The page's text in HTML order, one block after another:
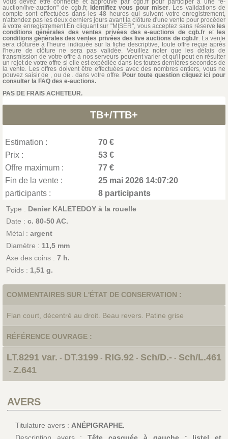
Vous devez être connecté et approuvé par cgb.fr pour participer à une "e-
auction/live-auction" de cgb.fr, Identifiez vous pour miser. Les validations de
compte sont effectuées dans les 48 heures qui suivent votre enregistrement,
n'attendez pas les deux derniers jours avant la clôture d'une vente pour procéder
à votre enregistrement.En cliquant sur "MISER", vous acceptez sans réserve les
conditions générales des ventes privées des e-auctions de cgb.fr et les
conditions générales des ventes privées des live auctions de cgb.fr. La vente
sera clôturée à l'heure indiquée sur la fiche descriptive, toute offre reçue après
l'heure de clôture ne sera pas validée. Veuillez noter que les délais de
transmission de votre offre à nos serveurs peuvent varier et qu'il peut en résulter
un rejet de votre offre si elle est expédiée dans les toutes dernières secondes de
la vente. Les offres doivent être effectuées avec des nombres entiers, vous ne
pouvez saisir de , ou de . dans votre offre. Pour toute question cliquez ici pour
consulter la FAQ des e-auctions.
PAS DE FRAIS ACHETEUR.
TB+/TTB+
Estimation :
70 €
Prix :
53 €
Offre maximum :
77 €
Fin de la vente :
25 mai 2026 14:07:20
participants :
8 participants
Type : Denier KALETEDOY à la rouelle
Date : c. 80-50 AC.
Métal : argent
Diamètre : 11,5 mm
Axe des coins : 7 h.
Poids : 1,51 g.
COMMENTAIRES SUR L'ÉTAT DE CONSERVATION :
Flan court, décentré au droit. Beau revers. Patine grise
RÉFÉRENCE OUVRAGE :
LT.8291 var. - DT.3199- RIG.92 - Sch/D.- - Sch/L.461
- Z.641
AVERS
Titulature avers : ANÉPIGRAPHE.